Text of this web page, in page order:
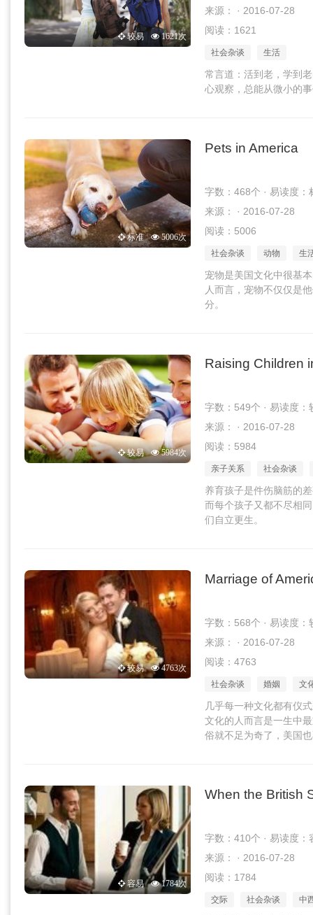
较易 1621次
来源： · 2016-07-28
阅读：1621
社会杂谈 生活
常言道：活到老，学到
心观察，总能从微小的
标准 5006次
Pets in America
字数：468个 · 易读度：
来源： · 2016-07-28
阅读：5006
社会杂谈 动物 生
宠物是美国文化中很基
人而言，宠物不仅仅是
分。
较易 5984次
Raising Children
字数：549个 · 易读度：
来源： · 2016-07-28
阅读：5984
亲子关系 社会杂谈
养育孩子是件伤脑筋的
而每个孩子又都不尽相
们自立更生。
较易 4763次
Marriage of
字数：568个 · 易读度：
来源： · 2016-07-28
阅读：4763
社会杂谈 婚姻 文
几乎每一种文化都有仪
文化的人而言是一生中
俗就不足为奇了，美国
容易 1784次
When the British
字数：410个 · 易读度：
来源： · 2016-07-28
阅读：1784
交际 社会杂谈 中